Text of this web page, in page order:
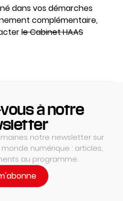
dans vos démarches
complémentaire,
le Cabinet HAAS
à notre
notre newsletter sur
numérique : articles,
au programme.